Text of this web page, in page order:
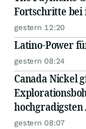
Fortschritte
gestern 12:20
Latino-Power
gestern 08:24
Canada Nickel
Projekt bekannt
gestern 08:07